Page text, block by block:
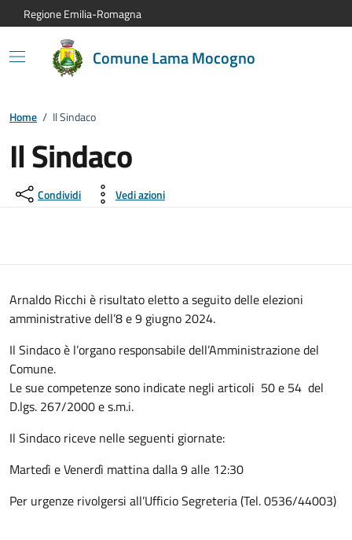
Vai al contenuto principale
Vai alla navigazione del sito
Vai al piede di pagina
Regione Emilia-Romagna
Comune Lama Mocogno
Home / Il Sindaco
Il Sindaco
Condividi Vedi azioni
Arnaldo Ricchi è risultato eletto a seguito delle elezioni
amministrative dell’8 e 9 giugno 2024.
Il Sindaco è l’organo responsabile dell’Amministrazione del
Comune.
Le sue competenze sono indicate negli articoli 50 e 54 del
D.lgs. 267/2000 e s.m.i.
Il Sindaco riceve nelle seguenti giornate:
Martedì e Venerdì mattina dalla 9 alle 12:30
Per urgenze rivolgersi all’Ufficio Segreteria (Tel. 0536/44003)